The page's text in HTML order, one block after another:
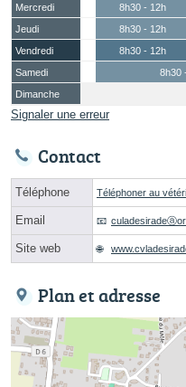
Mercredi
8h30 - 12h
Jeudi
8h30 - 12h
Vendredi
8h30 - 12h
Samedi
8h30
Dimanche
Signaler une erreur
Contact
Téléphone Téléphoner au
Email
Site web
Plan et adresse